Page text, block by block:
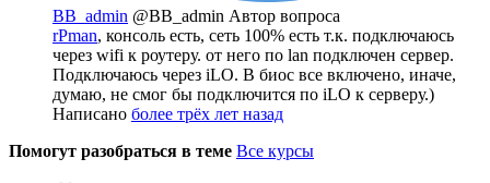
BB_admin @BB_admin Автор вопроса
rPman, консоль есть, сеть 100% есть т.к. подключаюсь
через wifi к роутеру. от него по lan подключен сервер.
Подключаюсь через iLO. В биос все включено, иначе,
думаю, не смог бы подключится по iLO к серверу.)
Написано более трёх лет назад
Помогут разобраться в теме Все курсы